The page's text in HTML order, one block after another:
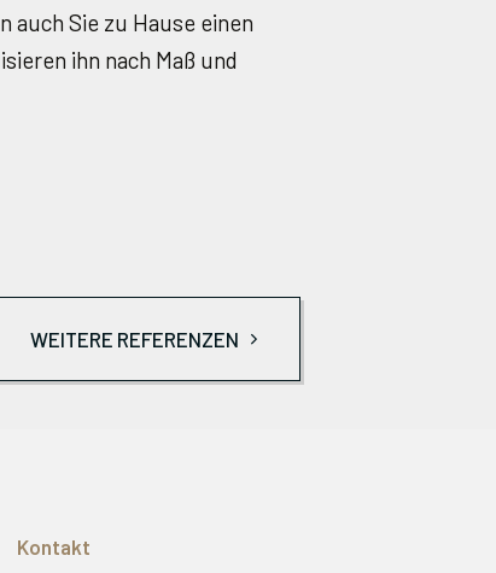
auch Sie zu Hause einen
ihn nach Maß und
WEITERE REFERENZEN
Kontakt